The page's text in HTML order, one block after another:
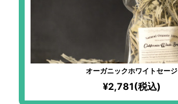
オーガニックホワイトセージ
¥2,781(税込)